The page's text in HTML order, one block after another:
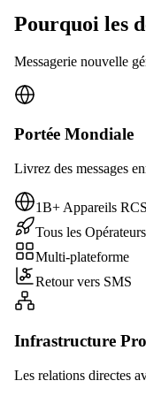
Pourquoi les
Messagerie nouvelle
Portée Mondiale
Livrez des messages
1B+ Appareils RCS
Tous les Opérateurs
Multi-plateforme
Retour vers SMS
Infrastructure
Les relations directes